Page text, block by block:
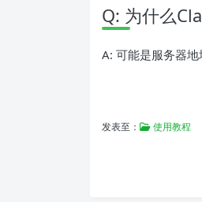
Q: 为什么
A: 可能是服务器
发表至： 使用教程